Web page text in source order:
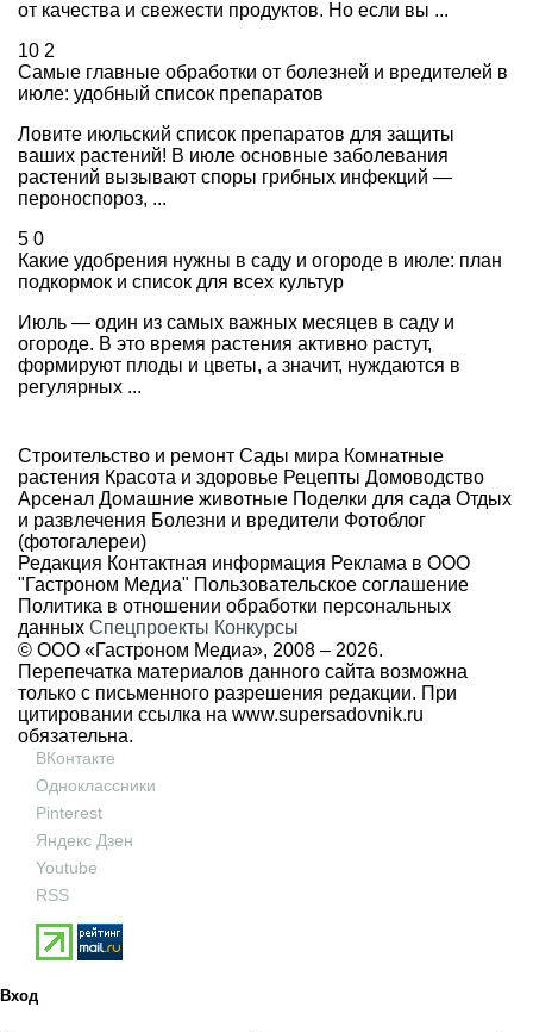
от качества и свежести продуктов. Но если вы ...
10 2
Самые главные обработки от болезней и вредителей в
июле: удобный список препаратов
Ловите июльский список препаратов для защиты
ваших растений! В июле основные заболевания
растений вызывают споры грибных инфекций —
пероноспороз, ...
5 0
Какие удобрения нужны в саду и огороде в июле: план
подкормок и список для всех культур
Июль — один из самых важных месяцев в саду и
огороде. В это время растения активно растут,
формируют плоды и цветы, а значит, нуждаются в
регулярных ...
Строительство и ремонт Сады мира Комнатные
растения Красота и здоровье Рецепты Домоводство
Арсенал Домашние животные Поделки для сада Отдых
и развлечения Болезни и вредители Фотоблог
(фотогалереи)
Редакция Контактная информация Реклама в ООО
"Гастроном Медиа" Пользовательское соглашение
Политика в отношении обработки персональных
данных Спецпроекты Конкурсы
© ООО «Гастроном Медиа», 2008 – 2026.
Перепечатка материалов данного сайта возможна
только с письменного разрешения редакции. При
цитировании ссылка на www.supersadovnik.ru
обязательна.
ВКонтакте
Одноклассники
Pinterest
Яндекс Дзен
Youtube
RSS
Вход